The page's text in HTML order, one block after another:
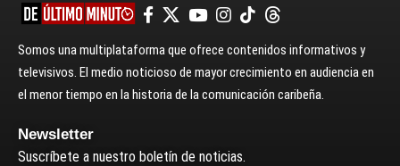
Somos una multiplataforma que ofrece contenidos informativos y
televisivos. El medio noticioso de mayor crecimiento en audiencia en
el menor tiempo en la historia de la comunicación caribeña.
Newsletter
Suscríbete a nuestro boletín de noticias.